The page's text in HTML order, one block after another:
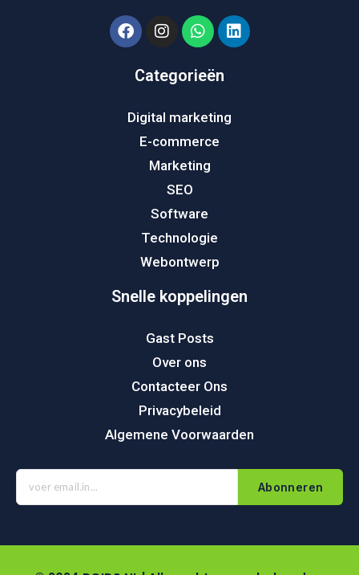
Categorieën
Digital marketing
E-commerce
Marketing
SEO
Software
Technologie
Webontwerp
Snelle koppelingen
Gast Posts
Over ons
Contacteer Ons
Privacybeleid
Algemene Voorwaarden
Abonneren